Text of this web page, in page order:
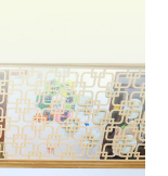
山西